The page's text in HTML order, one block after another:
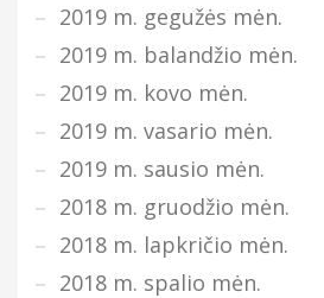
2019 m. gegužės mėn.
2019 m. balandžio mėn.
2019 m. kovo mėn.
2019 m. vasario mėn.
2019 m. sausio mėn.
2018 m. gruodžio mėn.
2018 m. lapkričio mėn.
2018 m. spalio mėn.